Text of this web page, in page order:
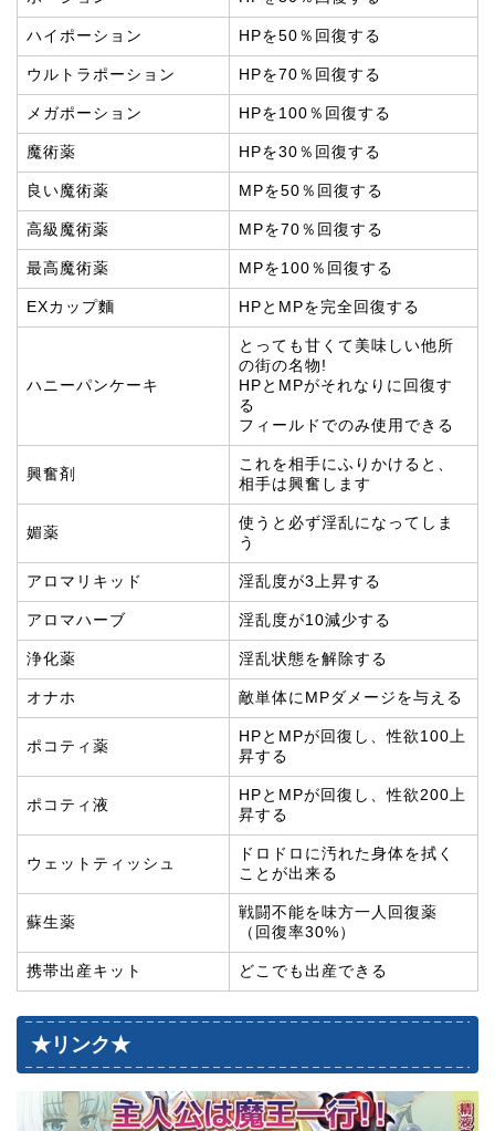
ハイポーション HPを50％回復する
ウルトラポーション HPを70％回復する
メガポーション HPを100％回復する
魔術薬 HPを30％回復する
良い魔術薬 MPを50％回復する
高級魔術薬 MPを70％回復する
最高魔術薬 MPを100％回復する
EXカップ麵 HPとMPを完全回復する
ハニーパンケーキ
とっても甘くて美味しい他所
の街の名物!
HPとMPがそれなりに回復す
る
フィールドでのみ使用できる
興奮剤
これを相手にふりかけると、
相手は興奮します
媚薬
使うと必ず淫乱になってしま
う
アロマリキッド 淫乱度が3上昇する
アロマハーブ 淫乱度が10減少する
浄化薬 淫乱状態を解除する
オナホ 敵単体にMPダメージを与える
ポコティ薬
HPとMPが回復し、性欲100上
昇する
ポコティ液
HPとMPが回復し、性欲200上
昇する
ウェットティッシュ
ドロドロに汚れた身体を拭く
ことが出来る
蘇生薬
戦闘不能を味方一人回復薬
（回復率30%）
携帯出産キット どこでも出産できる
★リンク★